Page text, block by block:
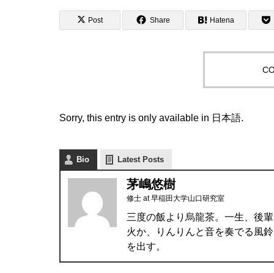
Post Share Hatena
Sorry, this entry is only available in 日本語.
Bio Latest Posts
茅嶋悠樹
修士 at早稲田大学山口研究室
三度の飯より烏龍茶。一生、後
火か、りんりんと音を奏でる風
を出す。